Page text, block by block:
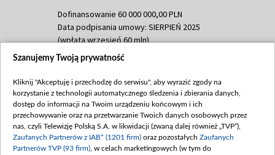
Dofinansowanie 60 000 000,00 PLN
Data podpisania umowy: SIERPIEŃ 2025
(wpłata wrzesień 60 mln)
Dofinansowanie 635 783 051,21 PLN
(wpłata wrzesień 100 mln, październik 350
mln, listopad 265 mln)
Dofinansowanie 48 862 000,00 PLN
Data podpisania umowy: GRUDZIEŃ 2025
(wpłata grudzień 60,548 mln)
Szanujemy Twoją prywatność
Kliknij "Akceptuję i przechodzę do serwisu", aby wyrazić zgody na
korzystanie z technologii automatycznego śledzenia i zbierania danych,
dostęp do informacji na Twoim urządzeniu końcowym i ich
przechowywanie oraz na przetwarzanie Twoich danych osobowych przez
nas, czyli Telewizję Polską S.A. w likwidacji (zwaną dalej również „TVP”),
Zaufanych Partnerów z IAB* (1201 firm) oraz pozostałych Zaufanych
Partnerów TVP (93 firm) , w celach marketingowych (w tym do